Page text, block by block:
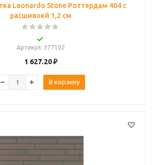
Leonardo Stone Роттердам 404 с
расшивокй 1,2 см
Артикул: 377102
1 627.20₽
В корзину